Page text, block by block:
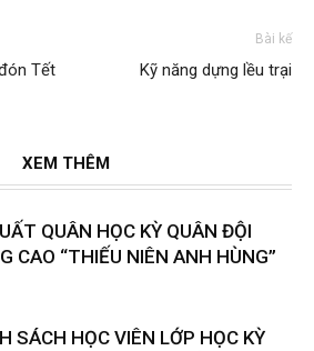
Tết
Bài kế
Kỹ năng dựng lều trại
XEM THÊM
QUÂN HỌC KỲ QUÂN ĐỘI
CAO “THIẾU NIÊN ANH HÙNG”
SÁCH HỌC VIÊN LỚP HỌC KỲ